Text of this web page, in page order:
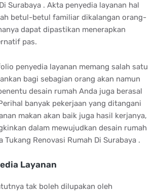
Surabaya . Akta penyedia layanan hal
betul-betul familiar dikalangan orang-
dapat dipastikan menerapkan
pas.
penyedia layanan memang salah satu
bagi sebagian orang akan namun
desain rumah Anda juga berasal
banyak pekerjaan yang ditangani
makan akan baik juga hasil kerjanya,
dalam mewujudkan desain rumah
Tukang Renovasi Rumah Di Surabaya .
Layanan
tak boleh dilupakan oleh